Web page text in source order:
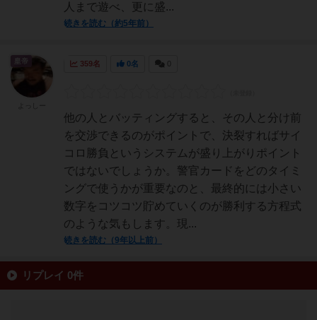
人まで遊べ、更に盛...
続きを読む（約5年前）
359名 0名 0
他の人とバッティングすると、その人と分け前
を交渉できるのがポイントで、決裂すればサイ
コロ勝負というシステムが盛り上がりポイント
ではないでしょうか。警官カードをどのタイミ
ングで使うかが重要なのと、最終的には小さい
数字をコツコツ貯めていくのが勝利する方程式
のような気もします。現...
続きを読む（9年以上前）
皇帝
リプレイ 0件